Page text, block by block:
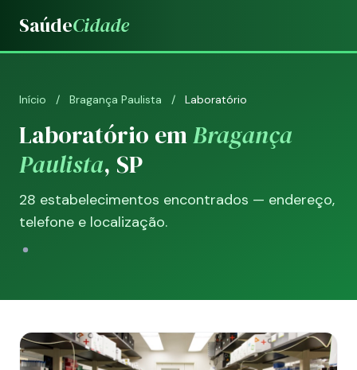
SaúdeCidade
Início / Bragança Paulista / Laboratório
Laboratório emBragança
Paulista, SP
28 estabelecimentos encontrados — endereço,
telefone e localização.